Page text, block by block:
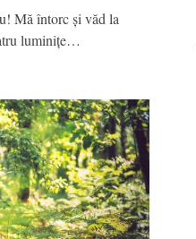
Mă întorc și văd la
luminițe…